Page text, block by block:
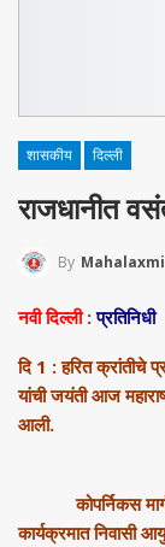
शासकीय दिल्ली
राजधानीत
By
नवी दिल्ली:प्रतिनिधी
दि 1 : हरित क्रांतीचे
यांची जयंती आज
आली.
कोपर्निकस मार्ग
कार्यक्रमात निवासी